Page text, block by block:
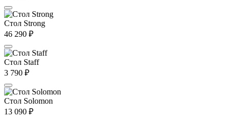
Стол Strong
46 290 ₽
Стол Staff
3 790 ₽
Стол Solomon
13 090 ₽